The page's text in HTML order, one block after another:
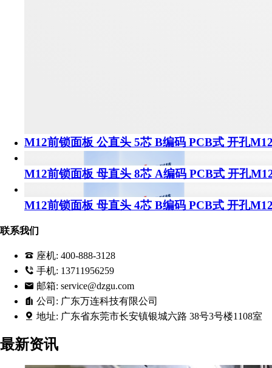
M12前锁面板 公直头 5芯 B编码 PCB式 开孔
M12前锁面板 母直头 8芯 A编码 PCB式 开孔
M12前锁面板 母直头 4芯 B编码 PCB式 开孔
联系我们
座机: 400-888-3128
手机: 13711956259
邮箱: service@dzgu.com
公司: 广东万连科技有限公司
地址: 广东省东莞市长安镇银城六路 38号3号楼1108室
最新资讯